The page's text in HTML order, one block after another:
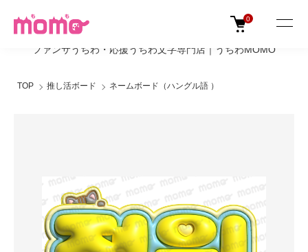
ファンサうちわ・応援うちわ文字専門店｜うちわMOMO
0
TOP 推し活ボード ネームボード（ハングル語 ）